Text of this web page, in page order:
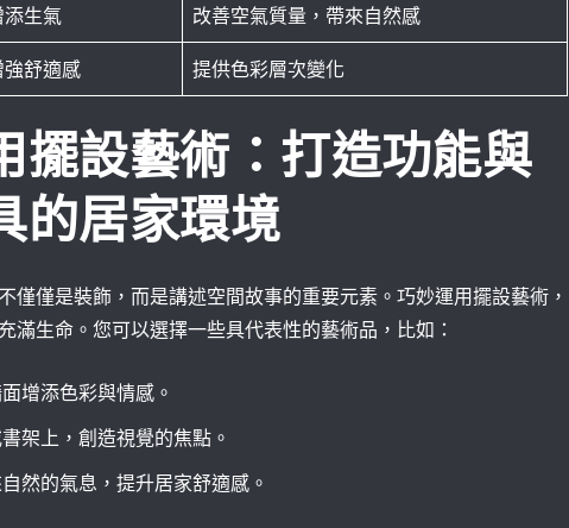
添生氣 改善空氣質量，帶來自然感
強舒適感 提供色彩層次變化
擺設藝術：打造功能與
的居家環境
僅僅是裝飾，而是講述空間故事的重要元素。巧妙運用擺設藝術，
滿生命。您可以選擇一些具代表性的藝術品，比如：
面增添色彩與情感。
書架上，創造視覺的焦點。
自然的氣息，提升居家舒適感。